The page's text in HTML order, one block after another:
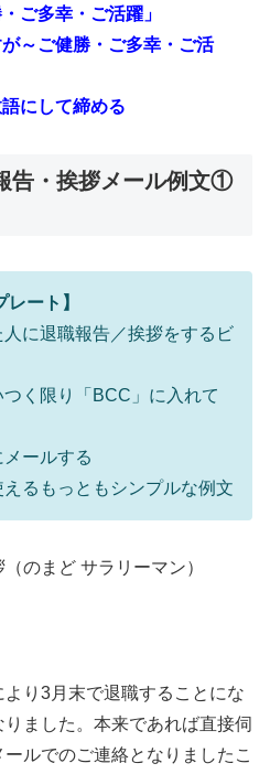
ご多幸・ご活躍」
が～ご健勝・ご多幸・ご活
にして締める
告・挨拶メール例文①
ート】
人に退職報告／挨拶をするビ
つく限り「BCC」に入れて
メールする
えるもっともシンプルな例文
のまど サラリーマン）
り3月末で退職することにな
ました。本来であれば直接伺
ルでのご連絡となりましたこ